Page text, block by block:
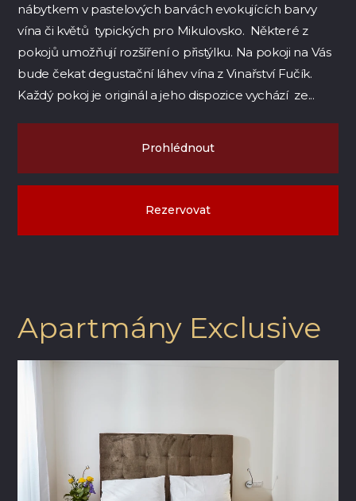
nábytkem v pastelových barvách evokujících barvy
vína či květů typických pro Mikulovsko. Některé z
pokojů umožňují rozšíření o přistýlku. Na pokoji na Vás
bude čekat degustační láhev vína z Vinařství Fučík.
Každý pokoj je originál a jeho dispozice vychází ze...
Prohlédnout
Rezervovat
Apartmány Exclusive